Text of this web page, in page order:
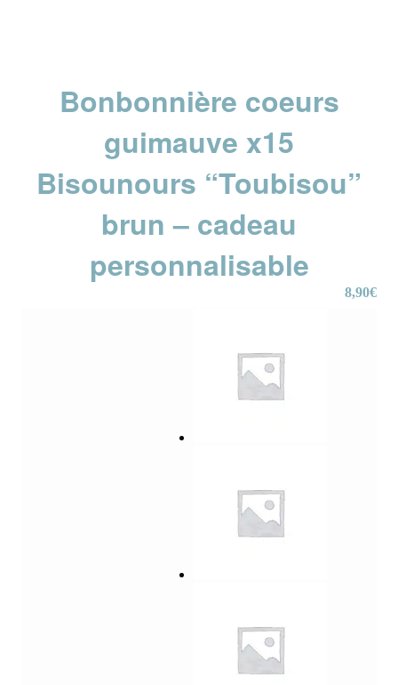
Bonbonnière coeurs
guimauve x15
Bisounours “Toubisou”
brun – cadeau
personnalisable
8,90€